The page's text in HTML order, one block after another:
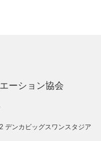
ーション協会
デンカビッグスワンスタジア